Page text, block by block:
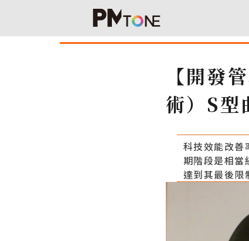
【開
術）S型
科技效能改善
期階段是相當
達到其最後限